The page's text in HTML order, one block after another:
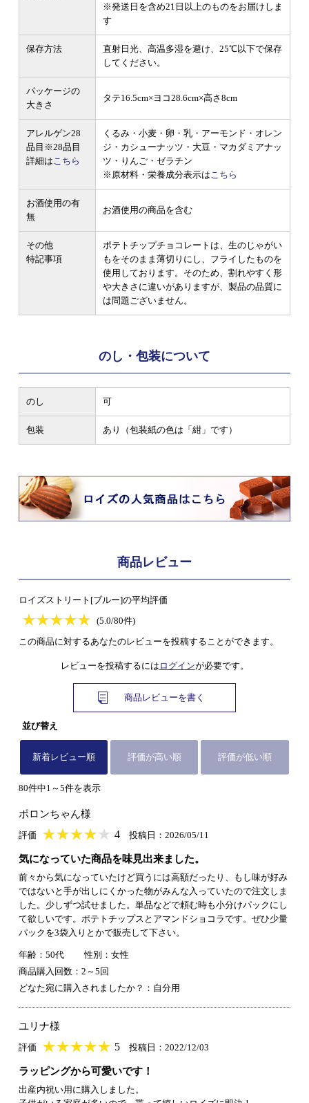
※発送日を含め21日以上のものをお届けしま
す
保存方法
直射日光、高温多湿を避け、25℃以下で保存
してください。
パッケージの
大きさ
タテ16.5cm×ヨコ28.6cm×高さ8cm
アレルゲン28
品目 ※28品目
詳細は こちら
くるみ・小麦・卵・乳・アーモンド・オレン
ジ・カシューナッツ・大豆・マカダミアナッ
ツ・りんご・ゼラチン
※原材料・栄養成分表示は こちら
お酒使用の有
無
お酒使用の商品を含む
その他
特記事項
ポテトチップチョコレートは、生のじゃがい
もをそのまま薄切りにし、フライしたものを
使用しております。そのため、割れやすく形
や大きさに違いがありますが、製品の品質に
は問題ございません。
のし・包装について
のし 可
包装 あり（包装紙の色は「紺」です）
商品レビュー
ロイズストリート[ブルー]の平均評価
★★★★★
★★★★★ (5.0/80件)
この商品に対するあなたのレビューを投稿することができます。
レビューを投稿するには ログインが必要です。
商品レビューを書く
並び替え
新着レビュー順 評価が高い順 評価が低い順
80件中1～5件を表示
ポロンちゃん様
評価 ★★★★★
★★★★★ 4 投稿日：2026/05/11
気になっていた商品を味見出来ました。
前々から気になっていたけど買うには高額だったり、もし味が好み
ではないと手が出しにくかった物がみんな入っていたので注文しま
した。少しずつ試せました。単品などで頼む時も小分けパックにし
て欲しいです。ポテトチップスとアマンドショコラです。ぜひ少量
パックを3袋入りとかで販売して下さい。
年齢：50代
性別：女性
商品購入回数：2～5回
どなた宛に購入されましたか？：自分用
ユリナ様
評価 ★★★★★
★★★★★ 5 投稿日：2022/12/03
ラッピングから可愛いです！
出産内祝い用に購入しました。